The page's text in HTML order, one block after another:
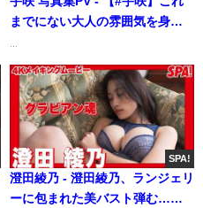
までにない大人の雰囲気を身に
『荒野に咲く』好評発売中！
Usa (Oct 16, 2025) | 週プレ
Channel【集英社 週刊プレイボ
ーイ公式】さんより
SPA!
澄田綾乃 - 澄田綾乃、ランジェリ
ーに包まれた美バスト弾む……